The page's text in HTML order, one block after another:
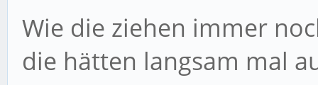
Wie die ziehen immer
die hätten langsam mal